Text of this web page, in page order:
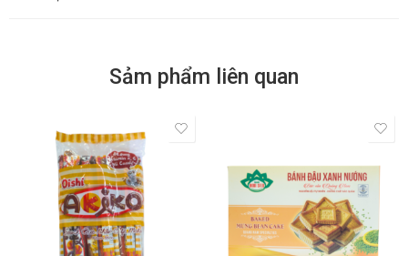
Sảm phẩm liên quan